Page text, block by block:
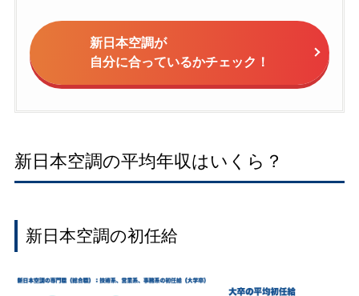
新日本空調が
自分に合っているかチェック！
新日本空調の平均年収はいくら？
新日本空調の初任給